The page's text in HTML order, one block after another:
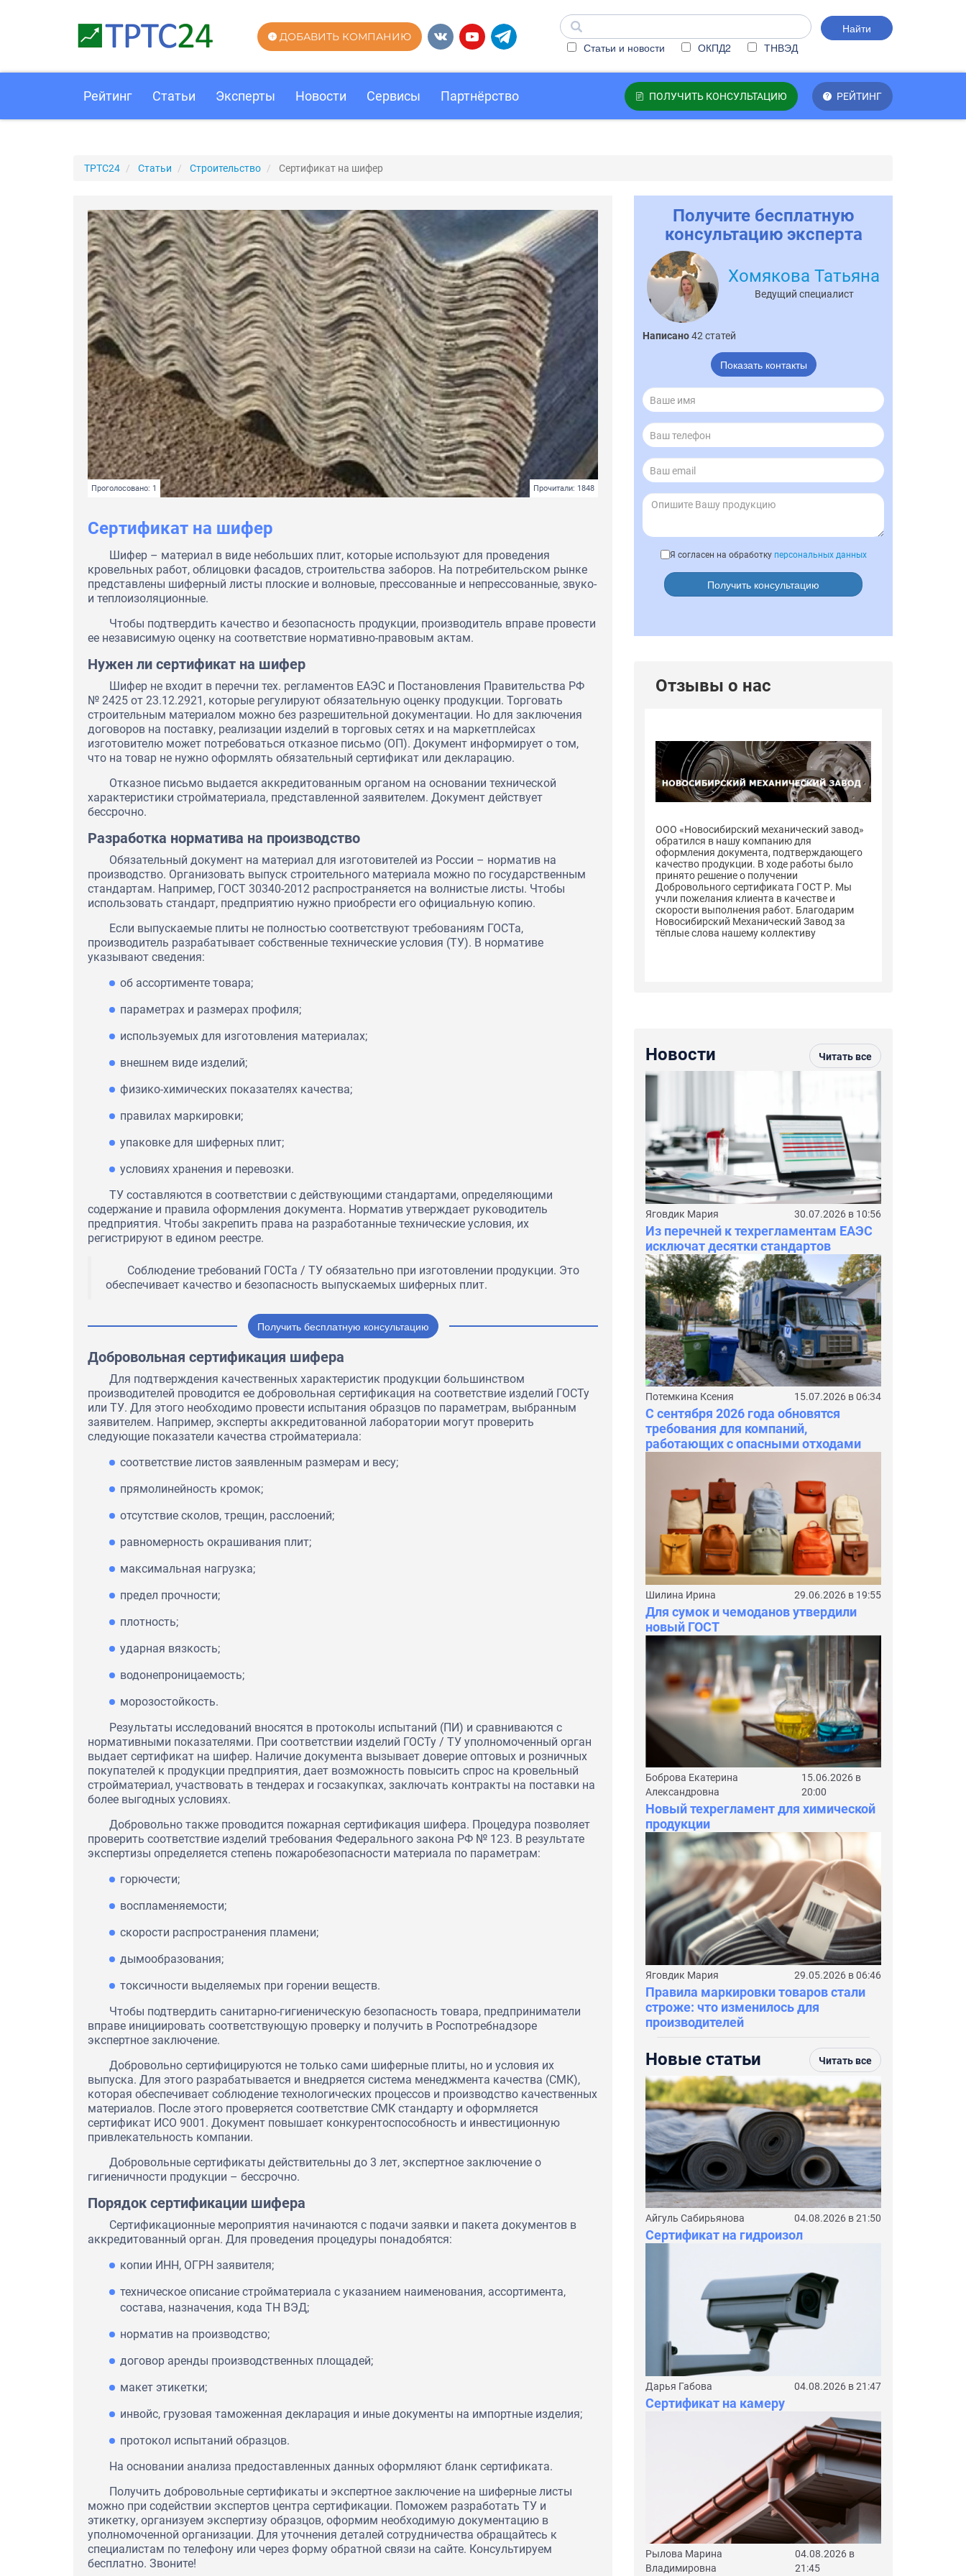
Найти
Статьи и новости
ОКПД2 ТНВЭД
ДОБАВИТЬ КОМПАНИЮ
ПОЛУЧИТЬ КОНСУЛЬТАЦИЮ РЕЙТИНГ
Рейтинг Статьи Эксперты Новости Сервисы Партнёрство
ТРТС24 Статьи Строительство Сертификат на шифер
Проголосовано: 1 Прочитали: 1848
Сертификат на шифер
Шифер – материал в виде небольших плит, которые используют для проведения
кровельных работ, облицовки фасадов, строительства заборов. На потребительском рынке
представлены шиферный листы плоские и волновые, прессованные и непрессованные, звуко-
и теплоизоляционные.
Чтобы подтвердить качество и безопасность продукции, производитель вправе провести
ее независимую оценку на соответствие нормативно-правовым актам.
Нужен ли сертификат на шифер
Шифер не входит в перечни тех. регламентов ЕАЭС и Постановления Правительства РФ
№ 2425 от 23.12.2921, которые регулируют обязательную оценку продукции. Торговать
строительным материалом можно без разрешительной документации. Но для заключения
договоров на поставку, реализации изделий в торговых сетях и на маркетплейсах
изготовителю может потребоваться отказное письмо (ОП). Документ информирует о том,
что на товар не нужно оформлять обязательный сертификат или декларацию.
Отказное письмо выдается аккредитованным органом на основании технической
характеристики стройматериала, представленной заявителем. Документ действует
бессрочно.
Разработка норматива на производство
Обязательный документ на материал для изготовителей из России – норматив на
производство. Организовать выпуск строительного материала можно по государственным
стандартам. Например, ГОСТ 30340-2012 распространяется на волнистые листы. Чтобы
использовать стандарт, предприятию нужно приобрести его официальную копию.
Если выпускаемые плиты не полностью соответствуют требованиям ГОСТа,
производитель разрабатывает собственные технические условия (ТУ). В нормативе
указывают сведения:
об ассортименте товара;
параметрах и размерах профиля;
используемых для изготовления материалах;
внешнем виде изделий;
физико-химических показателях качества;
правилах маркировки;
упаковке для шиферных плит;
условиях хранения и перевозки.
ТУ составляются в соответствии с действующими стандартами, определяющими
содержание и правила оформления документа. Норматив утверждает руководитель
предприятия. Чтобы закрепить права на разработанные технические условия, их
регистрируют в едином реестре.
Соблюдение требований ГОСТа / ТУ обязательно при изготовлении продукции. Это
обеспечивает качество и безопасность выпускаемых шиферных плит.
Получить бесплатную консультацию
Добровольная сертификация шифера
Для подтверждения качественных характеристик продукции большинством
производителей проводится ее добровольная сертификация на соответствие изделий ГОСТу
или ТУ. Для этого необходимо провести испытания образцов по параметрам, выбранным
заявителем. Например, эксперты аккредитованной лаборатории могут проверить
следующие показатели качества стройматериала:
соответствие листов заявленным размерам и весу;
прямолинейность кромок;
отсутствие сколов, трещин, расслоений;
равномерность окрашивания плит;
максимальная нагрузка;
предел прочности;
плотность;
ударная вязкость;
водонепроницаемость;
морозостойкость.
Результаты исследований вносятся в протоколы испытаний (ПИ) и сравниваются с
нормативными показателями. При соответствии изделий ГОСТу / ТУ уполномоченный орган
выдает сертификат на шифер. Наличие документа вызывает доверие оптовых и розничных
покупателей к продукции предприятия, дает возможность повысить спрос на кровельный
стройматериал, участвовать в тендерах и госзакупках, заключать контракты на поставки на
более выгодных условиях.
Добровольно также проводится пожарная сертификация шифера. Процедура позволяет
проверить соответствие изделий требования Федерального закона РФ № 123. В результате
экспертизы определяется степень пожаробезопасности материала по параметрам:
горючести;
воспламеняемости;
скорости распространения пламени;
дымообразования;
токсичности выделяемых при горении веществ.
Чтобы подтвердить санитарно-гигиеническую безопасность товара, предприниматели
вправе инициировать соответствующую проверку и получить в Роспотребнадзоре
экспертное заключение.
Добровольно сертифицируются не только сами шиферные плиты, но и условия их
выпуска. Для этого разрабатывается и внедряется система менеджмента качества (СМК),
которая обеспечивает соблюдение технологических процессов и производство качественных
материалов. После этого проверяется соответствие СМК стандарту и оформляется
сертификат ИСО 9001. Документ повышает конкурентоспособность и инвестиционную
привлекательность компании.
Добровольные сертификаты действительны до 3 лет, экспертное заключение о
гигиеничности продукции – бессрочно.
Порядок сертификации шифера
Сертификационные мероприятия начинаются с подачи заявки и пакета документов в
аккредитованный орган. Для проведения процедуры понадобятся:
копии ИНН, ОГРН заявителя;
техническое описание стройматериала с указанием наименования, ассортимента,
состава, назначения, кода ТН ВЭД;
норматив на производство;
договор аренды производственных площадей;
макет этикетки;
инвойс, грузовая таможенная декларация и иные документы на импортные изделия;
протокол испытаний образцов.
На основании анализа предоставленных данных оформляют бланк сертификата.
Получить добровольные сертификаты и экспертное заключение на шиферные листы
можно при содействии экспертов центра сертификации. Поможем разработать ТУ и
этикетку, организуем экспертизу образцов, оформим необходимую документацию в
уполномоченной организации. Для уточнения деталей сотрудничества обращайтесь к
специалистам по телефону или через форму обратной связи на сайте. Консультируем
бесплатно. Звоните!
Получите бесплатную
консультацию эксперта
Хомякова Татьяна
Ведущий специалист
Написано42 статей
Показать контакты
Я согласен на обработку персональных данных
Получить консультацию
Отзывы о нас
обратился в нашу компанию для
качество продукции. В ходе работы было
принято решение о получении
Добровольного сертификата ГОСТ Р. Мы
учли пожелания клиента в качестве и
скорости выполнения работ. Благодарим
тёплые слова нашему коллективу
качество продукции. В ходе работы было
принято решение о получении
Добровольного сертификата ГОСТ Р. Мы
учли пожелания клиента в качестве и
скорости выполнения работ. Благодарим
Новосибирский Механический Завод за
тёплые слова нашему коллективу
ООО «Новосибирский механический завод»
обратился в нашу компанию для
оформления документа, подтверждающего
качество продукции. В ходе работы было
принято решение о получении
Добровольного сертификата ГОСТ Р. Мы
учли пожелания клиента в качестве и
скорости выполнения работ. Благодарим
Новосибирский Механический Завод за
тёплые слова нашему коллективу
Новости Читать все
Яговдик Мария 30.07.2026 в 10:56
Из перечней к техрегламентам ЕАЭС
исключат десятки стандартов
Потемкина Ксения 15.07.2026 в 06:34
С сентября 2026 года обновятся
требования для компаний,
работающих с опасными отходами
Шилина Ирина 29.06.2026 в 19:55
Для сумок и чемоданов утвердили
новый ГОСТ
Боброва Екатерина
Александровна
15.06.2026 в
20:00
Новый техрегламент для химической
продукции
Яговдик Мария 29.05.2026 в 06:46
Правила маркировки товаров стали
строже: что изменилось для
производителей
Новые статьи Читать все
Айгуль Сабирьянова 04.08.2026 в 21:50
Сертификат на гидроизол
Дарья Габова 04.08.2026 в 21:47
Сертификат на камеру
Рылова Марина
Владимировна
04.08.2026 в
21:45